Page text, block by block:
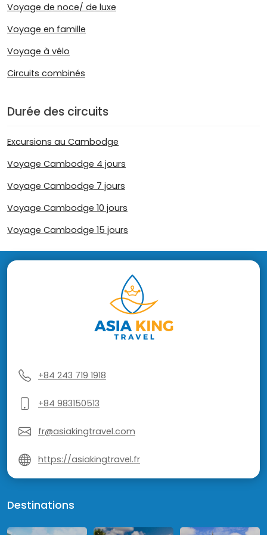
Voyage de noce/ de luxe
Voyage en famille
Voyage à vélo
Circuits combinés
Durée des circuits
Excursions au Cambodge
Voyage Cambodge 4 jours
Voyage Cambodge 7 jours
Voyage Cambodge 10 jours
Voyage Cambodge 15 jours
+84 243 719 1918
+84 983150513
fr@asiakingtravel.com
https://asiakingtravel.fr
Destinations